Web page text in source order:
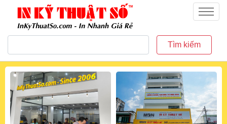
inkythuatso.com
Menu
Tìm kiếm